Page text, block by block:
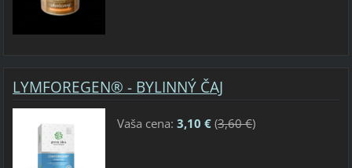
LYMFOREGEN® - BYLINNÝ ČAJ
Vaša cena: 3,10 €(3,60 €)